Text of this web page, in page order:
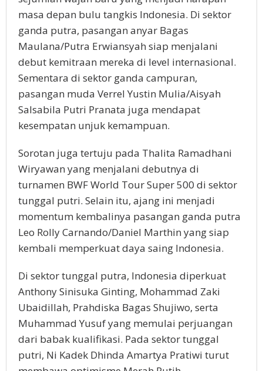
masa depan bulu tangkis Indonesia. Di sektor
ganda putra, pasangan anyar Bagas
Maulana/Putra Erwiansyah siap menjalani
debut kemitraan mereka di level internasional.
Sementara di sektor ganda campuran,
pasangan muda Verrel Yustin Mulia/Aisyah
Salsabila Putri Pranata juga mendapat
kesempatan unjuk kemampuan.
Sorotan juga tertuju pada Thalita Ramadhani
Wiryawan yang menjalani debutnya di
turnamen BWF World Tour Super 500 di sektor
tunggal putri. Selain itu, ajang ini menjadi
momentum kembalinya pasangan ganda putra
Leo Rolly Carnando/Daniel Marthin yang siap
kembali memperkuat daya saing Indonesia.
Di sektor tunggal putra, Indonesia diperkuat
Anthony Sinisuka Ginting, Mohammad Zaki
Ubaidillah, Prahdiska Bagas Shujiwo, serta
Muhammad Yusuf yang memulai perjuangan
dari babak kualifikasi. Pada sektor tunggal
putri, Ni Kadek Dhinda Amartya Pratiwi turut